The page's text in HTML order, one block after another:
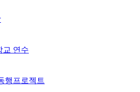
교 연수
행프로젝트